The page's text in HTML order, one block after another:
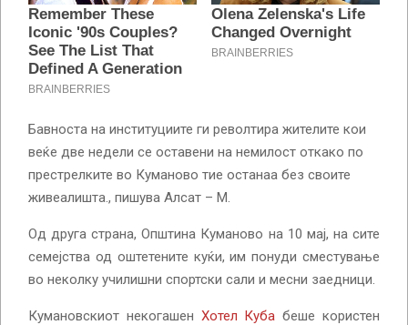
Бавноста на институциите ги револтира жителите кои
веќе две недели се оставени на немилост откако по
престрелките во Куманово тие останаа без своите
живеалишта., пишува Алсат – М.
Од друга страна, Општина Куманово на 10 мај, на сите
семејства од оштетените куќи, им понуди сместување
во неколку училишни спортски сали и месни заедници.
Кумановскиот некогашен Хотел Куба беше користен